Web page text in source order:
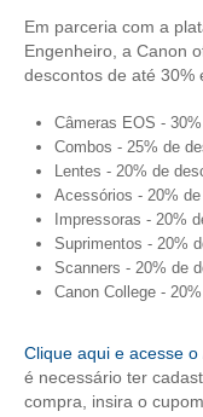
COMPOSIÇÃO
CONSELHOS
PERSONALIDADES
NÚCLEO DA MULHER
TRANSPARÊNCIA
JURÍDICO
ACORDOS,
Em parceria com a
Engenheiro, a Canon
descontos de até 30%
Câmeras EOS -
Combos - 25% de
Lentes - 20% de
Acessórios - 20%
Impressoras - 20%
Suprimentos - 20%
Scanners - 20% de
Canon College -
Clique aqui e acesse o
é necessário ter
compra, insira o